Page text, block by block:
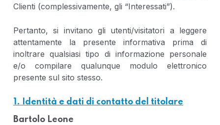
Clienti (complessivamente, gli “Interessati”).
Pertanto, si invitano gli utenti/visitatori a leggere
attentamente la presente informativa prima di
inoltrare qualsiasi tipo di informazione personale
e/o compilare qualunque modulo elettronico
presente sul sito stesso.
1. Identità e dati di contatto del titolare
Bartolo Leone